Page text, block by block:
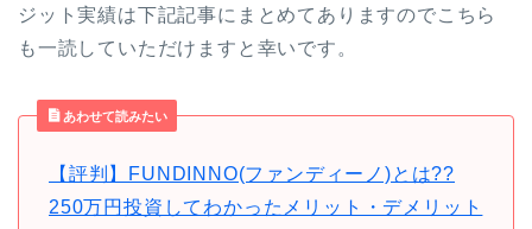
ジット実績は下記記事にまとめてありますのでこちら
も一読していただけますと幸いです。
あわせて読みたい
【評判】FUNDINNO(ファンディーノ)とは??
250万円投資してわかったメリット・デメリット